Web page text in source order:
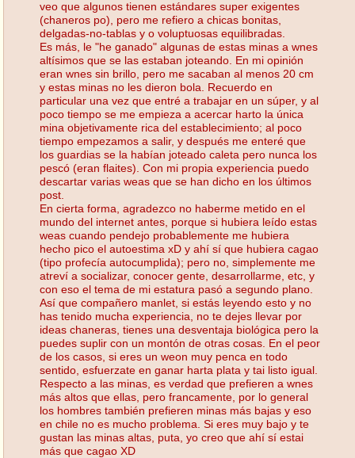
veo que algunos tienen estándares super exigentes
(chaneros po), pero me refiero a chicas bonitas,
delgadas-no-tablas y o voluptuosas equilibradas.
Es más, le "he ganado" algunas de estas minas a wnes
altísimos que se las estaban joteando. En mi opinión
eran wnes sin brillo, pero me sacaban al menos 20 cm
y estas minas no les dieron bola. Recuerdo en
particular una vez que entré a trabajar en un súper, y al
poco tiempo se me empieza a acercar harto la única
mina objetivamente rica del establecimiento; al poco
tiempo empezamos a salir, y después me enteré que
los guardias se la habían joteado caleta pero nunca los
pescó (eran flaites). Con mi propia experiencia puedo
descartar varias weas que se han dicho en los últimos
post.
En cierta forma, agradezco no haberme metido en el
mundo del internet antes, porque si hubiera leído estas
weas cuando pendejo probablemente me hubiera
hecho pico el autoestima xD y ahí sí que hubiera cagao
(tipo profecía autocumplida); pero no, simplemente me
atreví a socializar, conocer gente, desarrollarme, etc, y
con eso el tema de mi estatura pasó a segundo plano.
Así que compañero manlet, si estás leyendo esto y no
has tenido mucha experiencia, no te dejes llevar por
ideas chaneras, tienes una desventaja biológica pero la
puedes suplir con un montón de otras cosas. En el peor
de los casos, si eres un weon muy penca en todo
sentido, esfuerzate en ganar harta plata y tai listo igual.
Respecto a las minas, es verdad que prefieren a wnes
más altos que ellas, pero francamente, por lo general
los hombres también prefieren minas más bajas y eso
en chile no es mucho problema. Si eres muy bajo y te
gustan las minas altas, puta, yo creo que ahí sí estai
más que cagao XD